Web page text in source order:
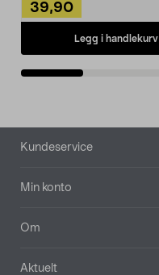
39,90
Legg i handlekurv
Bunntekst
Kundeservice
Min konto
Om
Aktuelt